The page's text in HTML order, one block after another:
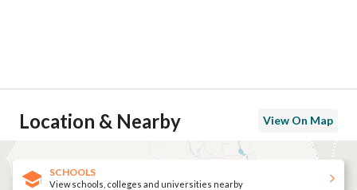
Location & Nearby View On Map
SCHOOLS
View schools, colleges and universities nearby